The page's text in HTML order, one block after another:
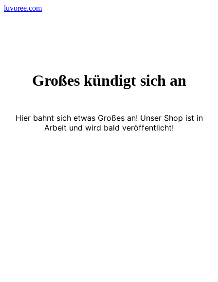
Skip
luvoree.com
Großes kündigt sich an
Hier bahnt sich etwas Großes an! Unser Shop ist in
Arbeit und wird bald veröffentlicht!